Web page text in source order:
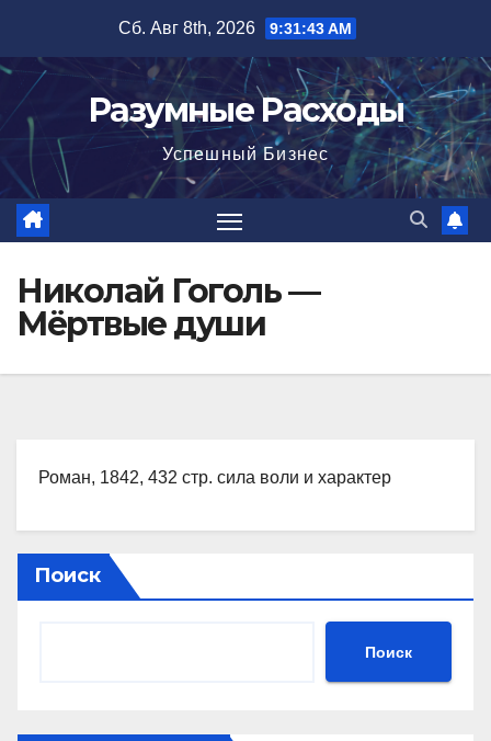
содержимому
Сб. Авг 8th, 2026 9:31:44 AM
Разумные Расходы
Успешный Бизнес
Николай Гоголь —
Мёртвые души
Роман, 1842, 432 стр. сила воли и характер
Поиск
Поиск